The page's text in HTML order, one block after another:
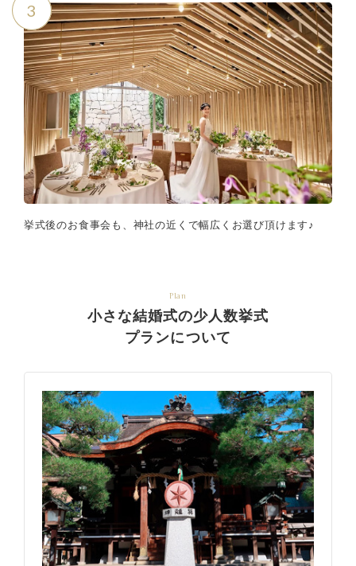
3
挙式後のお食事会も、神社の近くで幅広くお選び頂けます♪
Plan
小さな結婚式の少人数挙式
プランについて